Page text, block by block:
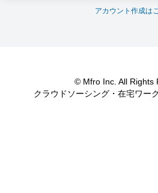
アカウント作成は
© Mfro Inc. All Rights
クラウドソーシング・在宅ワー